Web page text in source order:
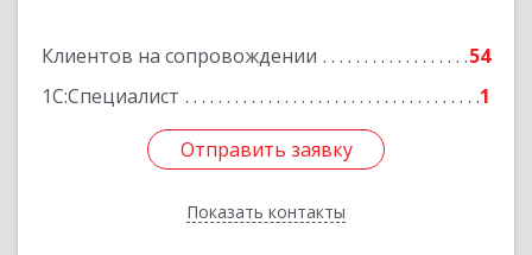
Клиентов на сопровождении
54
1С:Специалист
1
Отправить заявку
Показать контакты
Подробнее
Отправить заявку
Назад